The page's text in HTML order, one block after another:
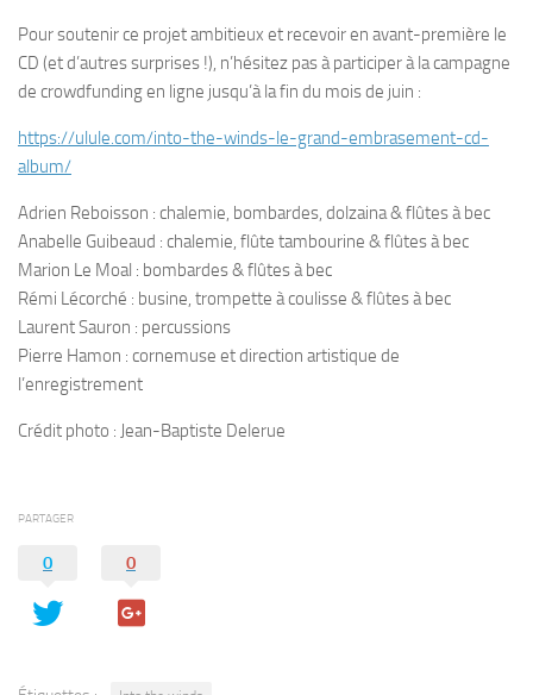
Pour soutenir ce projet ambitieux et recevoir en avant-première le
CD (et d’autres surprises !), n’hésitez pas à participer à la campagne
de crowdfunding en ligne jusqu’à la fin du mois de juin :
https://ulule.com/into-the-winds-le-grand-embrasement-cd-
album/
Adrien Reboisson : chalemie, bombardes, dolzaina & flûtes à bec
Anabelle Guibeaud : chalemie, flûte tambourine & flûtes à bec
Marion Le Moal : bombardes & flûtes à bec
Rémi Lécorché : busine, trompette à coulisse & flûtes à bec
Laurent Sauron : percussions
Pierre Hamon : cornemuse et direction artistique de
l’enregistrement
Crédit photo : Jean-Baptiste Delerue
PARTAGER
0 0